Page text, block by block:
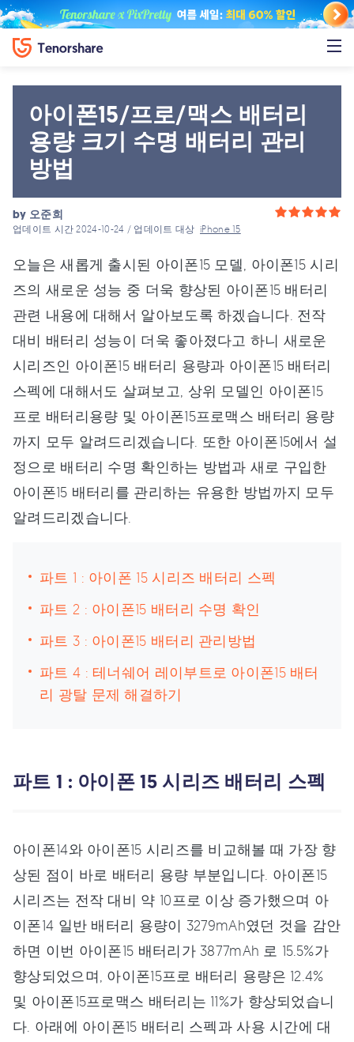
아이폰15/프로/맥스 배터리
용량 크기 수명 배터리 관리
방법
by 오준희
업데이트 시간 2024-10-24 / 업데이트 대상iPhone 15
오늘은 새롭게 출시된 아이폰15 모델, 아이폰15 시리
즈의 새로운 성능 중 더욱 향상된 아이폰15 배터리
관련 내용에 대해서 알아보도록 하겠습니다. 전작
대비 배터리 성능이 더욱 좋아졌다고 하니 새로운
시리즈인 아이폰15 배터리 용량과 아이폰15 배터리
스펙에 대해서도 살펴보고, 상위 모델인 아이폰15
프로 배터리용량 및 아이폰15프로맥스 배터리 용량
까지 모두 알려드리겠습니다. 또한 아이폰15에서 설
정으로 배터리 수명 확인하는 방법과 새로 구입한
아이폰15 배터리를 관리하는 유용한 방법까지 모두
알려드리겠습니다.
파트 1 : 아이폰 15 시리즈 배터리 스펙
파트 2 : 아이폰15 배터리 수명 확인
파트 3 : 아이폰15 배터리 관리방법
파트 4 : 테너쉐어 레이부트로 아이폰15 배터
리 광탈 문제 해결하기
파트 1 : 아이폰 15 시리즈 배터리 스펙
아이폰14와 아이폰15 시리즈를 비교해볼 때 가장 향
상된 점이 바로 배터리 용량 부분입니다. 아이폰15
시리즈는 전작 대비 약 10프로 이상 증가했으며 아
이폰14 일반 배터리 용량이 3279mAh였던 것을 감안
하면 이번 아이폰15 배터리가 3877mAh 로 15.5%가
향상되었으며, 아이폰15프로 배터리 용량은 12.4%
및 아이폰15프로맥스 배터리는 11%가 향상되었습니
다. 아래에 아이폰15 배터리 스펙과 사용 시간에 대